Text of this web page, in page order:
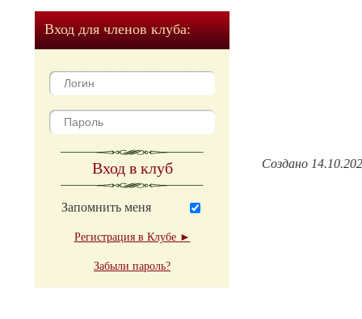
Вход для членов клуба:
Вход в клуб
Запомнить меня
Регистрация в Клубе ►
Забыли пароль?
Создано